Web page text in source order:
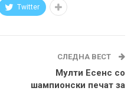
Twitter
СЛЕДНА ВЕСТ
Мулти Есенс со
шампионски печат за